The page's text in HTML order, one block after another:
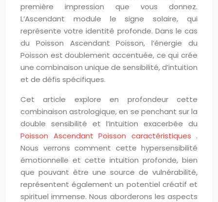
première impression que vous donnez.
L’Ascendant module le signe solaire, qui
représente votre identité profonde. Dans le cas
du Poisson Ascendant Poisson, l’énergie du
Poisson est doublement accentuée, ce qui crée
une combinaison unique de sensibilité, d’intuition
et de défis spécifiques.
Cet article explore en profondeur cette
combinaison astrologique, en se penchant sur la
double sensibilité et l’intuition exacerbée du
Poisson Ascendant Poisson caractéristiques .
Nous verrons comment cette hypersensibilité
émotionnelle et cette intuition profonde, bien
que pouvant être une source de vulnérabilité,
représentent également un potentiel créatif et
spirituel immense. Nous aborderons les aspects